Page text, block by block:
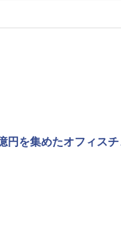
円を集めたオフィス